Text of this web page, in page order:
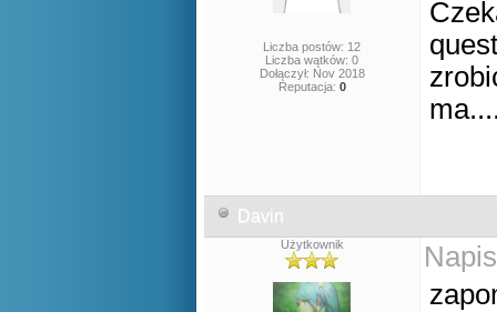
Liczba postów: 12
Liczba wątków: 0
Dołączył: Nov 2018
Reputacja: 0
Davin
Użytkownik